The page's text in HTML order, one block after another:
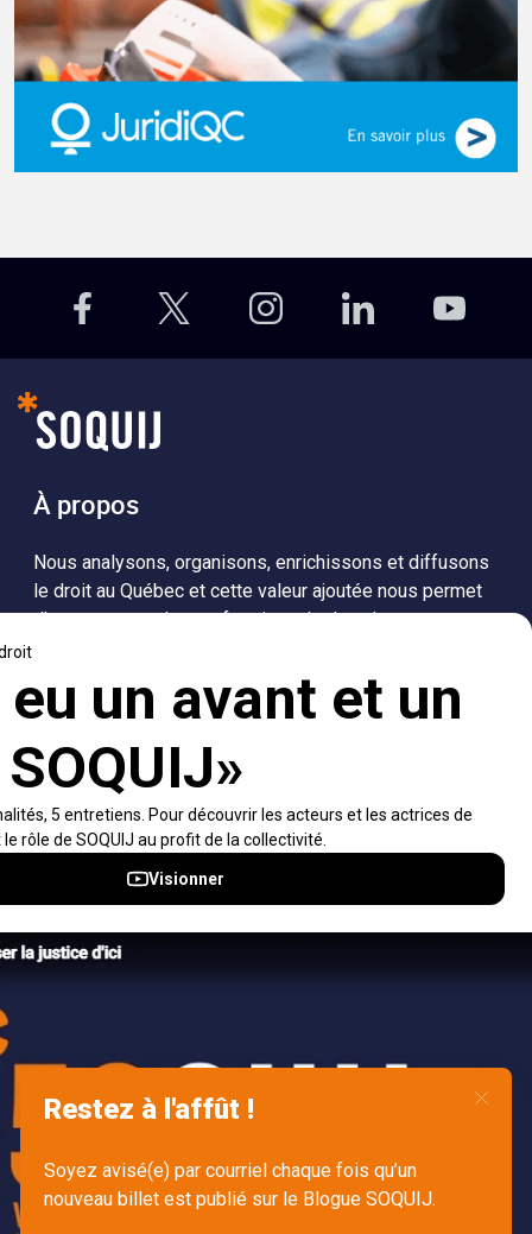
À propos
Nous analysons, organisons, enrichissons et diffusons
le droit au Québec et cette valeur ajoutée nous permet
d’accompagner les professionnels dans leurs
population dans sa compréhension du droit.
Accès rapides
À propos
Nétiquette
Notifications et fils RSS
Accès à l’information